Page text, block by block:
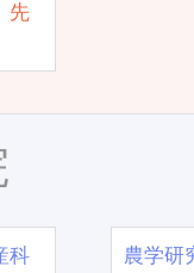
先
科
農学